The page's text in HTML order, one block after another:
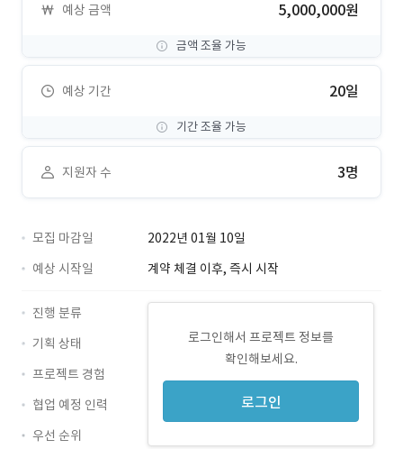
예상 금액 5,000,000원
금액 조율 가능
예상 기간 20일
기간 조율 가능
지원자 수 3명
모집 마감일
2022년 01월 10일
예상 시작일
계약 체결 이후, 즉시 시작
로그인해서 프로젝트 정보를
확인해보세요.
로그인
진행 분류
기획 상태
프로젝트 경험
협업 예정 인력
우선 순위